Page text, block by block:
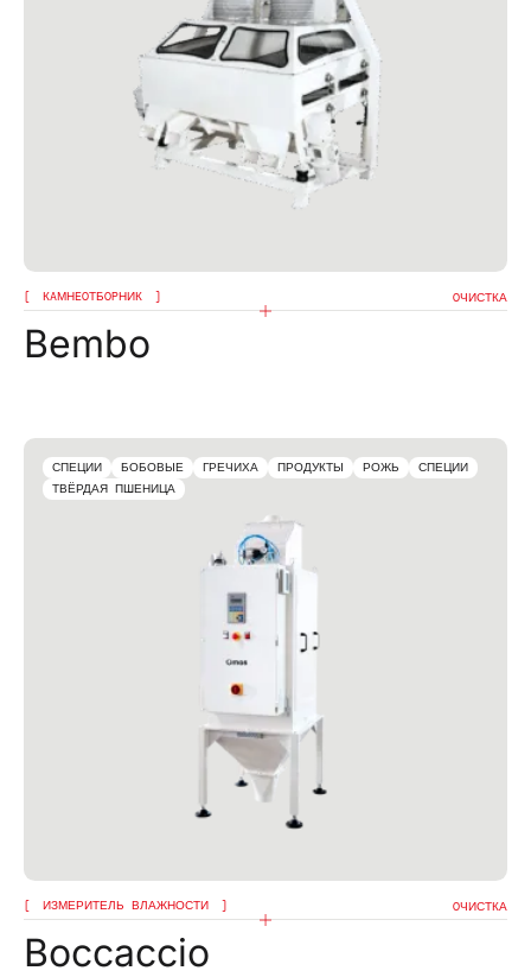
КAМНEOТБOPНИК OЧИСТКА
Bembo
СПЕЦИИ БОБОВЫЕ ГРЕЧИХА ПРОДУКТЫ РОЖЬ
СПЕЦИИ
ТВЁРДАЯ ПШЕНИЦА
ИЗМЕРИТЕЛЬ ВЛАЖНОСТИ OЧИСТКА
Boccaccio